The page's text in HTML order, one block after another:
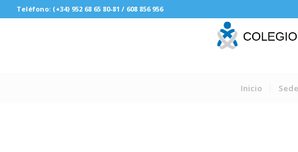
Teléfono: (+34) 952 68 65 80-81 / 608 856 956
Inicio